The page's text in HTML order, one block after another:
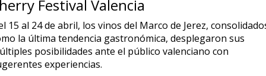
Festival Valencia
15 al 24 de abril, los vinos del Marco de Jerez,
la última tendencia gastronómica, desplegaron sus
posibilidades ante el público valenciano con
experiencias.